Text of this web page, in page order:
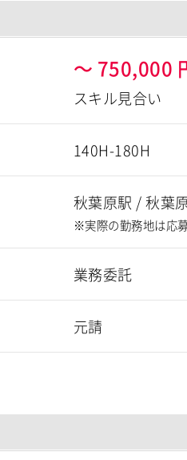
～ 750,000
スキル見合い
140H-180H
秋葉原駅 /秋葉
※実際の勤務地は応
業務委託
元請